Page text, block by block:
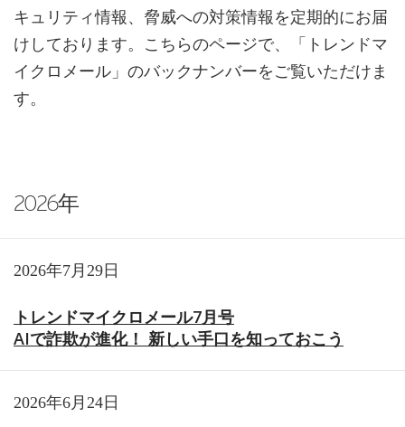
キュリティ情報、脅威への対策情報を定期的にお届
けしております。こちらのページで、「トレンドマ
イクロメール」のバックナンバーをご覧いただけま
す。
2026年
2026年7月29日
トレンドマイクロメール7月号
AIで詐欺が進化！ 新しい手口を知っておこう
2026年6月24日